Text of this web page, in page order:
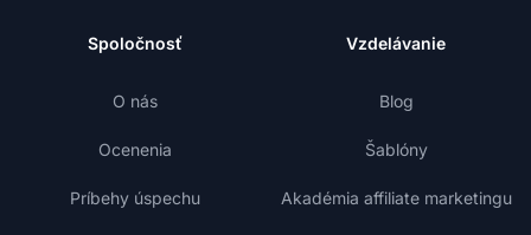
Spoločnosť
O nás
Ocenenia
Príbehy úspechu
Vzdelávanie
Blog
Šablóny
Akadémia affiliate marketingu